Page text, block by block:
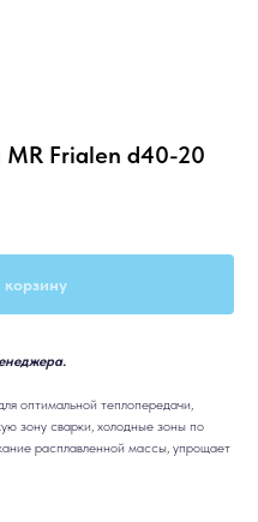
Frialen d40-20
оптимальной теплопередачи,
зону сварки, холодные зоны по
расплавленной массы, упрощает